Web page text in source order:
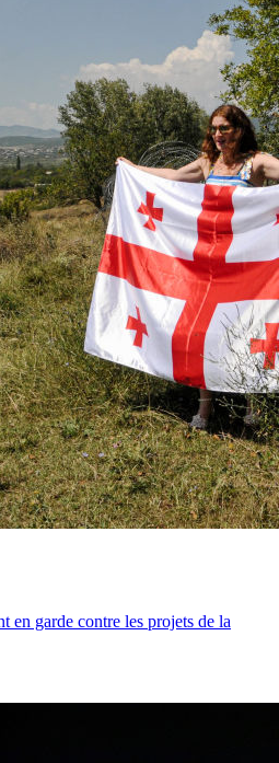
en garde contre les projets de la